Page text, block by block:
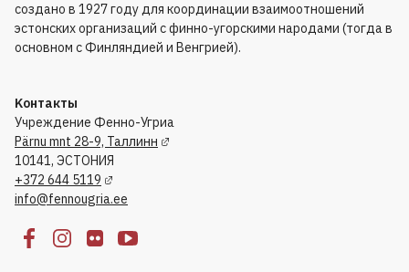
создано в 1927 году для координации взаимоотношений
эстонских организаций с финно-угорскими народами (тогда в
основном с Финляндией и Венгрией).
Kонтакты
Учреждение Фенно-Угриа
Pärnu mnt 28-9, Таллинн
10141, ЭСТОНИЯ
+372 644 5119
info@fennougria.ee